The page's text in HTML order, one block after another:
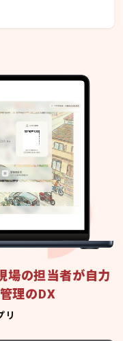
場の担当者が自力
理のDX
リ